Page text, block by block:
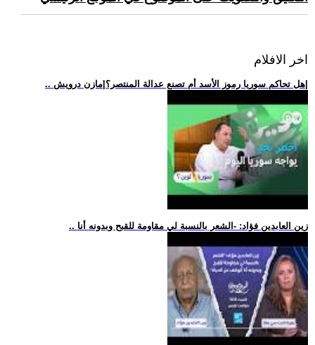
اخر الافلام
.. زين العابدين فؤاد: -الشعر بالنسبة لي مقاومة للقبح وبدونه أنا